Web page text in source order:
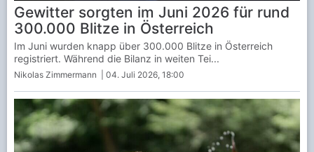
Gewitter sorgten im Juni 2026 für rund
300.000 Blitze in Österreich
Nikolas Zimmermann | 04. Juli 2026, 18:00
Im Juni wurden knapp über 300.000 Blitze in Österreich
registriert. Während die Bilanz in weiten Tei...